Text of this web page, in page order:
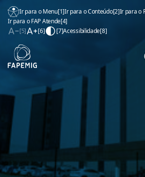
Ir para o Menu[1]Ir para o Conteúdo[2]Ir para o
Ir para o FAP Atende[4]
[5]
[6] [7]Acessibilidade[8]